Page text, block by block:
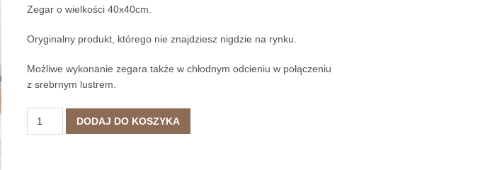
Zegar o wielkości 40x40cm.
Oryginalny produkt, którego nie znajdziesz nigdzie na rynku.
Możliwe wykonanie zegara także w chłodnym odcieniu w połączeniu
z srebrnym lustrem.
DODAJ DO KOSZYKA